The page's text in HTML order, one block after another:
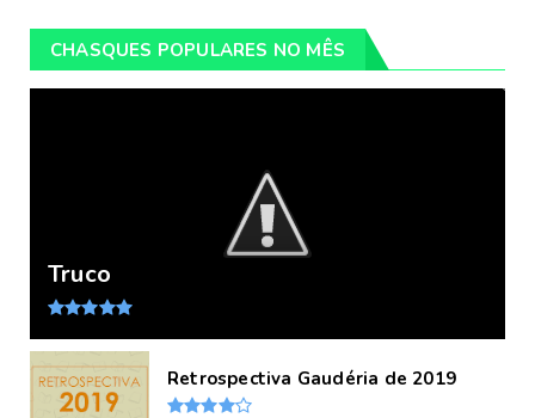
CHASQUES POPULARES NO MÊS
Truco
Retrospectiva Gaudéria de 2019